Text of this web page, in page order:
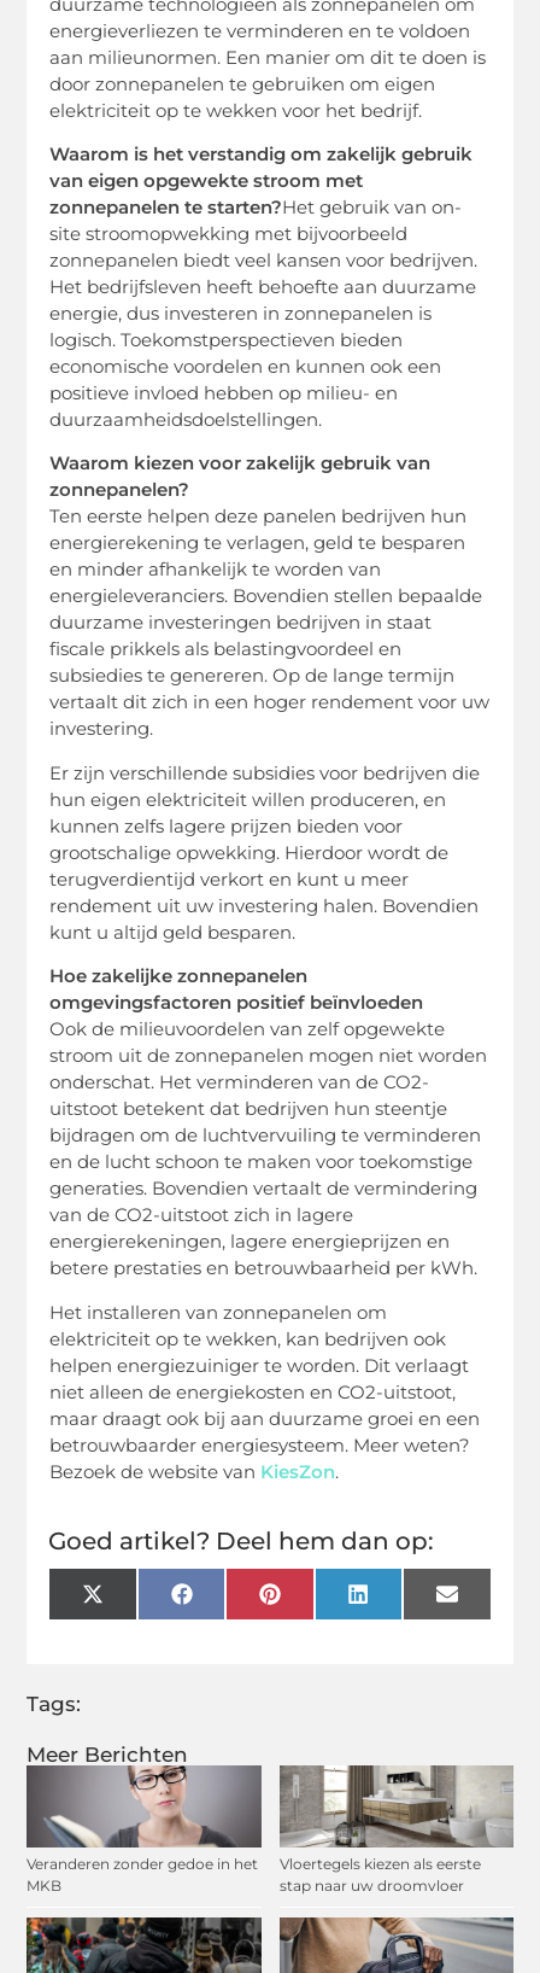
Meer Berichten
Veranderen zonder gedoe in het
MKB
Vloertegels kiezen als eerste
stap naar uw droomvloer
energieverliezen te verminderen en te voldoen
aan milieunormen. Een manier om dit te doen is
door zonnepanelen te gebruiken om eigen
elektriciteit op te wekken voor het bedrijf.
Waarom is het verstandig om zakelijk gebruik
van eigen opgewekte stroom met
zonnepanelen te starten?Het gebruik van on-
site stroomopwekking met bijvoorbeeld
zonnepanelen biedt veel kansen voor bedrijven.
Het bedrijfsleven heeft behoefte aan duurzame
energie, dus investeren in zonnepanelen is
logisch. Toekomstperspectieven bieden
economische voordelen en kunnen ook een
positieve invloed hebben op milieu- en
duurzaamheidsdoelstellingen.
Waarom kiezen voor zakelijk gebruik van
zonnepanelen?
Ten eerste helpen deze panelen bedrijven hun
energierekening te verlagen, geld te besparen
en minder afhankelijk te worden van
energieleveranciers. Bovendien stellen bepaalde
duurzame investeringen bedrijven in staat
fiscale prikkels als belastingvoordeel en
subsiedies te genereren. Op de lange termijn
vertaalt dit zich in een hoger rendement voor uw
investering.
Er zijn verschillende subsidies voor bedrijven die
hun eigen elektriciteit willen produceren, en
kunnen zelfs lagere prijzen bieden voor
grootschalige opwekking. Hierdoor wordt de
terugverdientijd verkort en kunt u meer
rendement uit uw investering halen. Bovendien
kunt u altijd geld besparen.
Hoe zakelijke zonnepanelen
omgevingsfactoren positief beïnvloeden
Ook de milieuvoordelen van zelf opgewekte
stroom uit de zonnepanelen mogen niet worden
onderschat. Het verminderen van de CO2-
uitstoot betekent dat bedrijven hun steentje
bijdragen om de luchtvervuiling te verminderen
en de lucht schoon te maken voor toekomstige
generaties. Bovendien vertaalt de vermindering
van de CO2-uitstoot zich in lagere
energierekeningen, lagere energieprijzen en
betere prestaties en betrouwbaarheid per kWh.
Het installeren van zonnepanelen om
elektriciteit op te wekken, kan bedrijven ook
helpen energiezuiniger te worden. Dit verlaagt
niet alleen de energiekosten en CO2-uitstoot,
maar draagt ​​ook bij aan duurzame groei en een
betrouwbaarder energiesysteem. Meer weten?
Bezoek de website van KiesZon.
Goed artikel? Deel hem dan op:
X
(Twitter)
FacebookPinterestLinkedInEmail
Tags: